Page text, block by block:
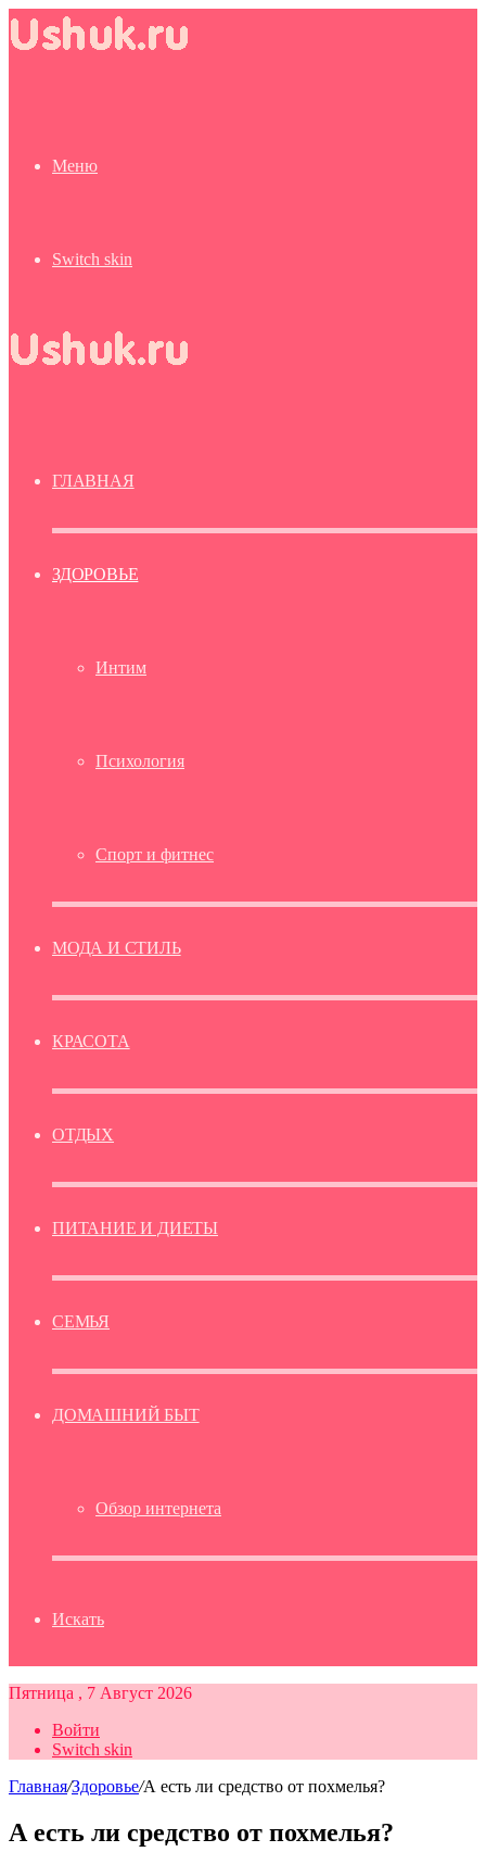
Меню
Switch skin
ГЛАВНАЯ
ЗДОРОВЬЕ
Интим
Психология
Спорт и фитнес
МОДА И СТИЛЬ
КРАСОТА
ОТДЫХ
ПИТАНИЕ И ДИЕТЫ
СЕМЬЯ
ДОМАШНИЙ БЫТ
Обзор интернета
Искать
Пятница , 7 Август 2026
Войти
Switch skin
Главная/Здоровье/А есть ли средство от похмелья?
А есть ли средство от похмелья?